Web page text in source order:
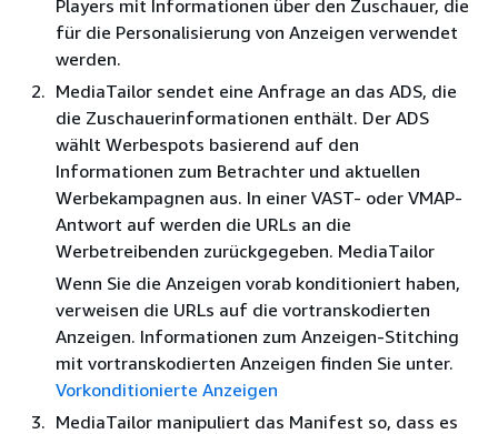
Players mit Informationen über den Zuschauer, die
für die Personalisierung von Anzeigen verwendet
werden.
MediaTailor sendet eine Anfrage an das ADS, die
die Zuschauerinformationen enthält. Der ADS
wählt Werbespots basierend auf den
Informationen zum Betrachter und aktuellen
Werbekampagnen aus. In einer VAST- oder VMAP-
Antwort auf werden die URLs an die
Werbetreibenden zurückgegeben. MediaTailor
Wenn Sie die Anzeigen vorab konditioniert haben,
verweisen die URLs auf die vortranskodierten
Anzeigen. Informationen zum Anzeigen-Stitching
mit vortranskodierten Anzeigen finden Sie unter.
Vorkonditionierte Anzeigen
MediaTailor manipuliert das Manifest so, dass es